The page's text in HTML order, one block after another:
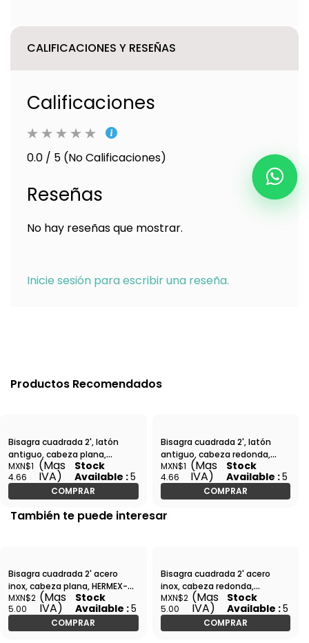
CALIFICACIONES Y RESEÑAS
Calificaciones
0.0 / 5 (No Calificaciones)
Reseñas
No hay reseñas que mostrar.
Inicie sesión para escribir una reseña.
Productos Recomendados
Bisagra cuadrada 2', latón
antiguo, cabeza plana,
HERMEX-BC-202P / 43249
MXN$1
4.66
(Mas
IVA)
Stock
Available :5
COMPRAR
Bisagra cuadrada 2', latón
antiguo, cabeza redonda,
HERMEX-BC-202R / 43244
MXN$1
4.66
(Mas
IVA)
Stock
Available :5
COMPRAR
También te puede interesar
Bisagra cuadrada 2' acero
inox, cabeza plana, HERMEX-
BC-204P / 43225
MXN$2
5.00
(Mas
IVA)
Stock
Available :5
COMPRAR
Bisagra cuadrada 2' acero
inox, cabeza redonda,
HERMEX-BC-204R / 43220
MXN$2
5.00
(Mas
IVA)
Stock
Available :5
COMPRAR